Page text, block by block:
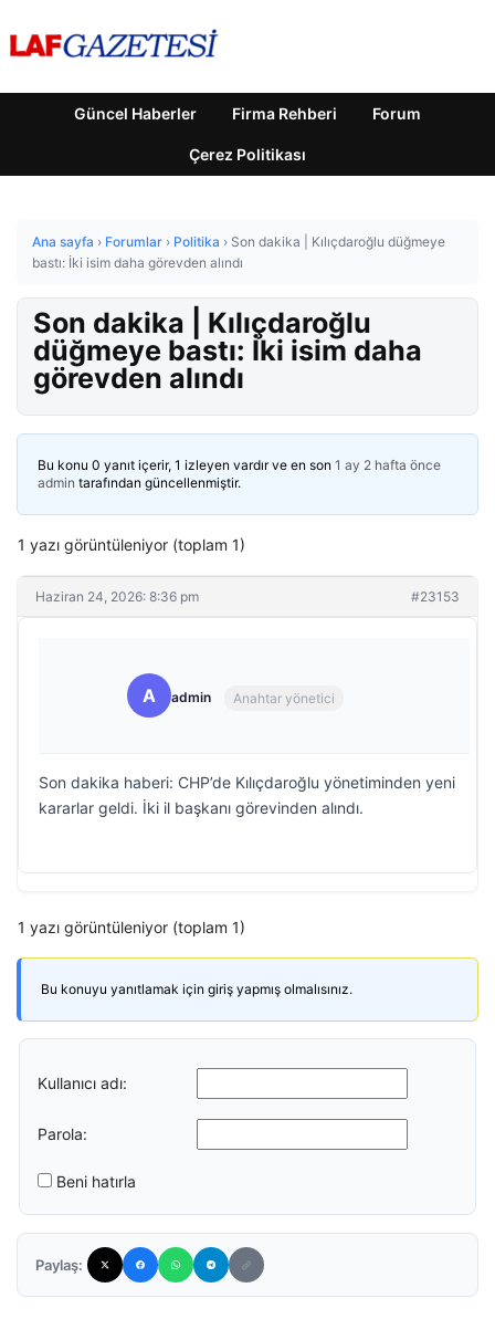
Güncel Haberler Firma Rehberi Forum
Çerez Politikası
Ana sayfa › Forumlar › Politika › Son dakika | Kılıçdaroğlu düğmeye
bastı: İki isim daha görevden alındı
Son dakika | Kılıçdaroğlu
düğmeye bastı: İki isim daha
görevden alındı
Bu konu 0 yanıt içerir, 1 izleyen vardır ve en son 1 ay 2 hafta önce
admin tarafından güncellenmiştir.
1 yazı görüntüleniyor (toplam 1)
Haziran 24, 2026: 8:36 pm #23153
A admin Anahtar yönetici
Son dakika haberi: CHP’de Kılıçdaroğlu yönetiminden yeni
kararlar geldi. İki il başkanı görevinden alındı.
1 yazı görüntüleniyor (toplam 1)
Bu konuyu yanıtlamak için giriş yapmış olmalısınız.
Kullanıcı adı:
Parola:
Beni hatırla
Paylaş: